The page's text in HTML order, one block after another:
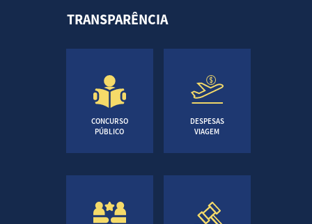
TRANSPARÊNCIA
CONCURSO
PÚBLICO
DESPESAS
VIAGEM